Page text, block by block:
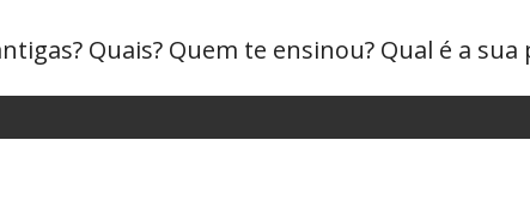
Quais? Quem te ensinou? Qual é a